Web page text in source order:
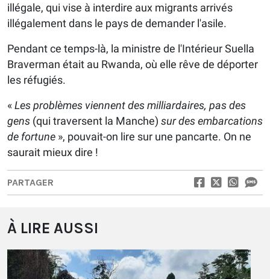
illégale, qui vise à interdire aux migrants arrivés
illégalement dans le pays de demander l'asile.
Pendant ce temps-là, la ministre de l'Intérieur Suella
Braverman était au Rwanda, où elle rêve de déporter
les réfugiés.
«Les problèmes viennent des milliardaires, pas des
gens (qui traversent la Manche) sur des embarcations
de fortune », pouvait-on lire sur une pancarte. On ne
saurait mieux dire !
PARTAGER
À LIRE AUSSI